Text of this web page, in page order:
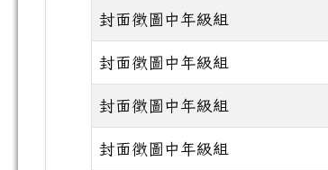
封面徵圖中年級組
封面徵圖中年級組
封面徵圖中年級組
封面徵圖中年級組